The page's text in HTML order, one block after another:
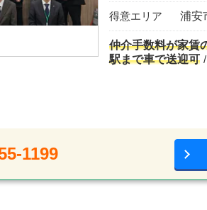
得意エリア 浦安
仲介手数料が家賃
駅まで車で送迎可
1199